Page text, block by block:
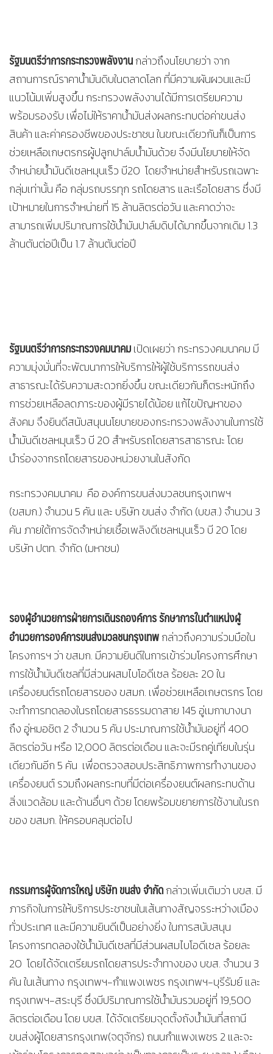
รัฐมนตรีว่าการกระทรวงพลังงานกล่าวถึงนโยบายว่า จาก
สถานการณ์ราคาน้ำมันดิบในตลาดโลก ที่มีความผันผวนและมี
แนวโน้มเพิ่มสูงขึ้น กระทรวงพลังงานได้มีการเตรียมความ
พร้อมรองรับ เพื่อไม่ให้ราคาน้ำมันส่งผลกระทบต่อค่าขนส่ง
สินค้า และค่าครองชีพของประชาชน ในขณะเดียวกันก็เป็นการ
ช่วยเหลือเกษตรกรผู้ปลูกปาล์มน้ำมันด้วย จึงมีนโยบายให้จัด
จำหน่ายน้ำมันดีเซลหมุนเร็ว บี20 โดยจำหน่ายสำหรับรถเฉพาะ
กลุ่มเท่านั้น คือ กลุ่มรถบรรทุก รถโดยสาร และเรือโดยสาร ซึ่งมี
เป้าหมายในการจำหน่ายที่ 15 ล้านลิตรต่อวัน และคาดว่าจะ
สามารถเพิ่มปริมาณการใช้น้ำมันปาล์มดิบได้มากขึ้นจากเดิม 1.3
ล้านตันต่อปีเป็น 1.7 ล้านตันต่อปี
รัฐมนตรีว่าการกระทรวงคมนาคมเปิดเผยว่า กระทรวงคมนาคม มี
ความมุ่งมั่นที่จะพัฒนาการให้บริการให้ผู้ใช้บริการรถขนส่ง
สาธารณะได้รับความสะดวกยิ่งขึ้น ขณะเดียวกันก็ตระหนักถึง
การช่วยเหลือลดภาระของผู้มีรายได้น้อย แก้ไขปัญหาของ
สังคม จึงยินดีสนับสนุนนโยบายของกระทรวงพลังงานในการใช้
น้ำมันดีเซลหมุนเร็ว บี 20 สำหรับรถโดยสารสาธารณะ โดย
นำร่องจากรถโดยสารของหน่วยงานในสังกัด
กระทรวงคมนาคม คือ องค์การขนส่งมวลชนกรุงเทพฯ
(ขสมก.) จำนวน 5 คัน และ บริษัท ขนส่ง จำกัด (บขส.) จำนวน 3
คัน ภายใต้การจัดจำหน่ายเชื้อเพลิงดีเซลหมุนเร็ว บี 20 โดย
บริษัท ปตท. จำกัด (มหาชน)
รองผู้อำนวยการฝ่ายการเดินรถองค์การ รักษาการในตำแหน่งผู้
อำนวยการองค์การขนส่งมวลชนกรุงเทพกล่าวถึงความร่วมมือใน
โครงการฯ ว่า ขสมก. มีความยินดีในการเข้าร่วมโครงการศึกษา
การใช้น้ำมันดีเซลที่มีส่วนผสมไบโอดีเซล ร้อยละ 20 ใน
เครื่องยนต์รถโดยสารของ ขสมก. เพื่อช่วยเหลือเกษตรกร โดย
จะทำการทดลองในรถโดยสารธรรมดาสาย 145 อู่เมกาบางนา
ถึง อู่หมอชิต 2 จำนวน 5 คัน ประมาณการใช้น้ำมันอยู่ที่ 400
ลิตรต่อวัน หรือ 12,000 ลิตรต่อเดือน และจะมีรถคู่เทียบในรุ่น
เดียวกันอีก 5 คัน เพื่อตรวจสอบประสิทธิภาพการทำงานของ
เครื่องยนต์ รวมถึงผลกระทบที่มีต่อเครื่องยนต์ผลกระทบด้าน
สิ่งแวดล้อม และด้านอื่นๆ ด้วย โดยพร้อมขยายการใช้งานในรถ
ของ ขสมก. ให้ครอบคลุมต่อไป
กรรมการผู้จัดการใหญ่ บริษัท ขนส่ง จำกัดกล่าวเพิ่มเติมว่า บขส. มี
ภารกิจในการให้บริการประชาชนในเส้นทางสัญจรระหว่างเมือง
ทั่วประเทศ และมีความยินดีเป็นอย่างยิ่ง ในการสนับสนุน
โครงการทดลองใช้น้ำมันดีเซลที่มีส่วนผสมไบโอดีเซล ร้อยละ
20 โดยได้จัดเตรียมรถโดยสารประจำทางของ บขส. จำนวน 3
คัน ในเส้นทาง กรุงเทพฯ-กำแพงเพชร กรุงเทพฯ-บุรีรัมย์ และ
กรุงเทพฯ-สระบุรี ซึ่งมีปริมาณการใช้น้ำมันรวมอยู่ที่ 19,500
ลิตรต่อเดือน โดย บขส. ได้จัดเตรียมจุดตั้งถังน้ำมันที่สถานี
ขนส่งผู้โดยสารกรุงเทพ(จตุจักร) ถนนกำแพงเพชร 2 และจะ